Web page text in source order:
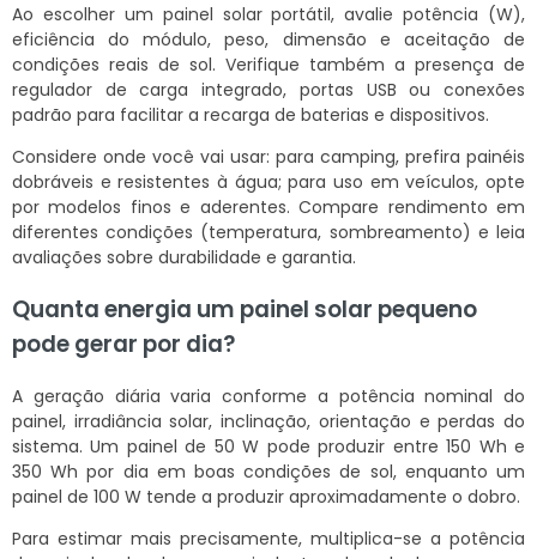
Ao escolher um painel solar portátil, avalie potência (W),
eficiência do módulo, peso, dimensão e aceitação de
condições reais de sol. Verifique também a presença de
regulador de carga integrado, portas USB ou conexões
padrão para facilitar a recarga de baterias e dispositivos.
Considere onde você vai usar: para camping, prefira painéis
dobráveis e resistentes à água; para uso em veículos, opte
por modelos finos e aderentes. Compare rendimento em
diferentes condições (temperatura, sombreamento) e leia
avaliações sobre durabilidade e garantia.
Quanta energia um painel solar pequeno
pode gerar por dia?
A geração diária varia conforme a potência nominal do
painel, irradiância solar, inclinação, orientação e perdas do
sistema. Um painel de 50 W pode produzir entre 150 Wh e
350 Wh por dia em boas condições de sol, enquanto um
painel de 100 W tende a produzir aproximadamente o dobro.
Para estimar mais precisamente, multiplica-se a potência